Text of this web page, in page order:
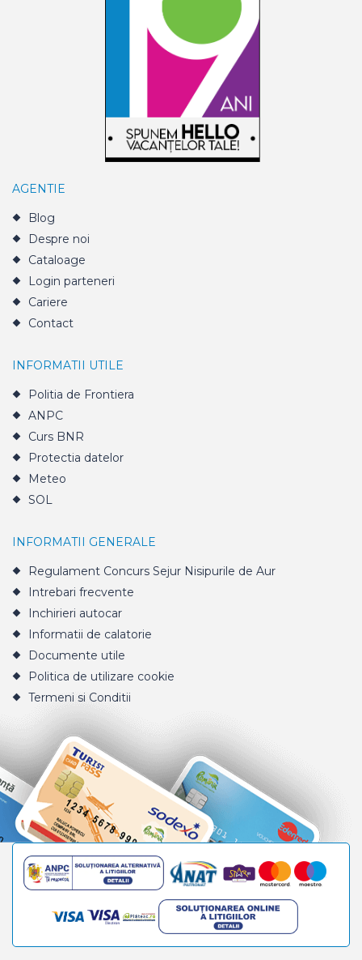
AGENTIE
Blog
Despre noi
Cataloage
Login parteneri
Cariere
Contact
INFORMATII UTILE
Politia de Frontiera
ANPC
Curs BNR
Protectia datelor
Meteo
SOL
INFORMATII GENERALE
Regulament Concurs Sejur Nisipurile de Aur
Intrebari frecvente
Inchirieri autocar
Informatii de calatorie
Documente utile
Politica de utilizare cookie
Termeni si Conditii